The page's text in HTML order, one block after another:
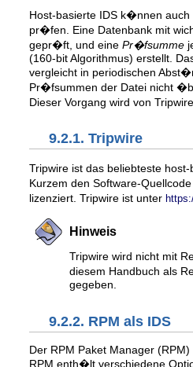
Host-basierte IDS k�nnen
pr�fen. Eine Datenbank mit
gepr�ft, und eine Pr�fsumme
(160-bit Algorithmus) erstellt.
vergleicht in periodischen
Pr�fsummen der Datei nicht
Dieser Vorgang wird von
9.2.1. Tripwire
Tripwire ist das beliebteste
Kurzem den Software-
lizenziert. Tripwire ist unter
Hinweis
Tripwire wird nicht mit
diesem Handbuch als
gegeben.
9.2.2. RPM als IDS
Der RPM Paket Manager
RPM enth�lt verschiedene